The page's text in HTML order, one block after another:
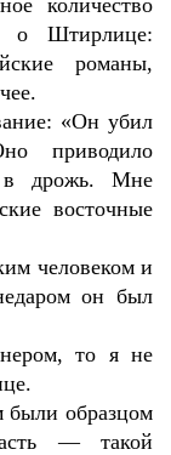
количество
о Штирлице:
романы,
«Он убил
приводило
в дрожь. Мне
восточные
человеком и
он был
то я не
были образцом
— такой